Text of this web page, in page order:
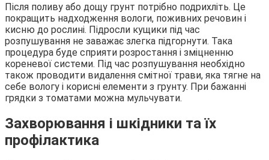
Після поливу або дощу грунт потрібно подрихліть. Це
покращить надходження вологи, поживних речовин і
кисню до рослині. Підросли кущики під час
розпушування не заважає злегка підгорнути. Така
процедура буде сприяти розростання і зміцненню
кореневої системи. Під час розпушування необхідно
також проводити видалення смітної трави, яка тягне на
себе вологу і корисні елементи з грунту. При бажанні
грядки з томатами можна мульчувати.
Захворювання і шкідники та їх
профілактика